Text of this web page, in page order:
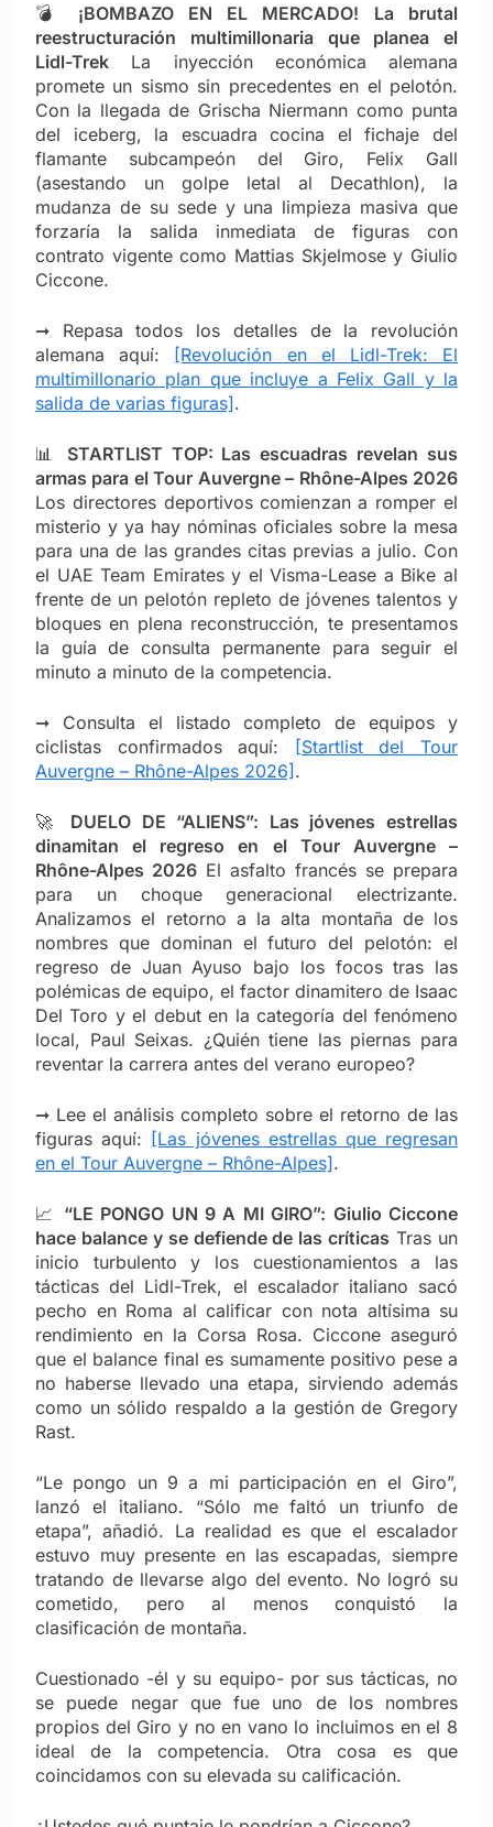
💣 ¡BOMBAZO EN EL MERCADO! La brutal
reestructuración multimillonaria que planea el
Lidl-Trek La inyección económica alemana
promete un sismo sin precedentes en el pelotón.
Con la llegada de Grischa Niermann como punta
del iceberg, la escuadra cocina el fichaje del
flamante subcampeón del Giro, Felix Gall
(asestando un golpe letal al Decathlon), la
mudanza de su sede y una limpieza masiva que
forzaría la salida inmediata de figuras con
contrato vigente como Mattias Skjelmose y Giulio
Ciccone.
➞ Repasa todos los detalles de la revolución
alemana aquí: [Revolución en el Lidl-Trek: El
multimillonario plan que incluye a Felix Gall y la
salida de varias figuras].
📊 STARTLIST TOP: Las escuadras revelan sus
armas para el Tour Auvergne – Rhône-Alpes 2026
Los directores deportivos comienzan a romper el
misterio y ya hay nóminas oficiales sobre la mesa
para una de las grandes citas previas a julio. Con
el UAE Team Emirates y el Visma-Lease a Bike al
frente de un pelotón repleto de jóvenes talentos y
bloques en plena reconstrucción, te presentamos
la guía de consulta permanente para seguir el
minuto a minuto de la competencia.
➞ Consulta el listado completo de equipos y
ciclistas confirmados aquí: [Startlist del Tour
Auvergne – Rhône-Alpes 2026].
🚀 DUELO DE “ALIENS”: Las jóvenes estrellas
dinamitan el regreso en el Tour Auvergne –
Rhône-Alpes 2026 El asfalto francés se prepara
para un choque generacional electrizante.
Analizamos el retorno a la alta montaña de los
nombres que dominan el futuro del pelotón: el
regreso de Juan Ayuso bajo los focos tras las
polémicas de equipo, el factor dinamitero de Isaac
Del Toro y el debut en la categoría del fenómeno
local, Paul Seixas. ¿Quién tiene las piernas para
reventar la carrera antes del verano europeo?
➞ Lee el análisis completo sobre el retorno de las
figuras aquí: [Las jóvenes estrellas que regresan
en el Tour Auvergne – Rhône-Alpes].
📈 “LE PONGO UN 9 A MI GIRO”: Giulio Ciccone
hace balance y se defiende de las críticas Tras un
inicio turbulento y los cuestionamientos a las
tácticas del Lidl-Trek, el escalador italiano sacó
pecho en Roma al calificar con nota altísima su
rendimiento en la Corsa Rosa. Ciccone aseguró
que el balance final es sumamente positivo pese a
no haberse llevado una etapa, sirviendo además
como un sólido respaldo a la gestión de Gregory
Rast.
“Le pongo un 9 a mi participación en el Giro”,
lanzó el italiano. “Sólo me faltó un triunfo de
etapa”, añadió. La realidad es que el escalador
estuvo muy presente en las escapadas, siempre
tratando de llevarse algo del evento. No logró su
cometido, pero al menos conquistó la
clasificación de montaña.
Cuestionado -él y su equipo- por sus tácticas, no
se puede negar que fue uno de los nombres
propios del Giro y no en vano lo incluimos en el 8
ideal de la competencia. Otra cosa es que
coincidamos con su elevada su calificación.